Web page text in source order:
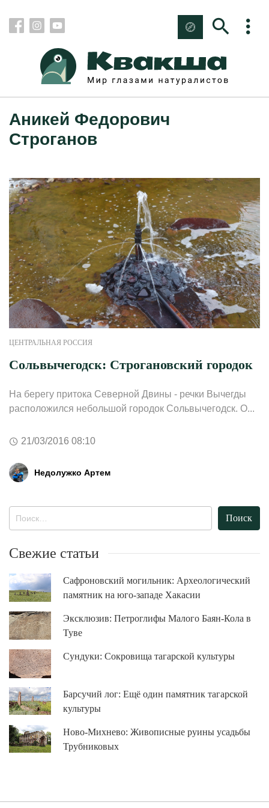
Аникей Федорович
Строганов
ЦЕНТРАЛЬНАЯ РОССИЯ
Сольвычегодск: Строгановский городок
На берегу притока Северной Двины - речки Вычегды
расположился небольшой городок Сольвычегодск. О...
21/03/2016 08:10
Недолужко Артем
Свежие статьи
Сафроновский могильник: Археологический
памятник на юго-западе Хакасии
Эксклюзив: Петроглифы Малого Баян-Кола в
Туве
Сундуки: Сокровища тагарской культуры
Барсучий лог: Ещё один памятник тагарской
культуры
Ново-Михнево: Живописные руины усадьбы
Трубниковых